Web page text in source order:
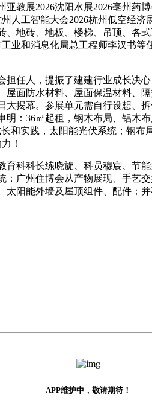
教展2026沈阳水展2026亳州
人工智能大会2026杭州低空经
地砖、地板、楼梯、吊顶、各
和消息化局总工程师李汉书
人，提振了建建行业成长决
屋面防水材料、屋面保温材料
揭幕。参展单元需自行设想、
：36㎡起租，钢木布局、铝木
实践，太阳能光伏系统；钢布
！
科长练晓旋、科员穆宸、节
广州住博会从产物展现、手艺
阳能外墙及屋顶组件、配件；
APP维护中，敬请期待！